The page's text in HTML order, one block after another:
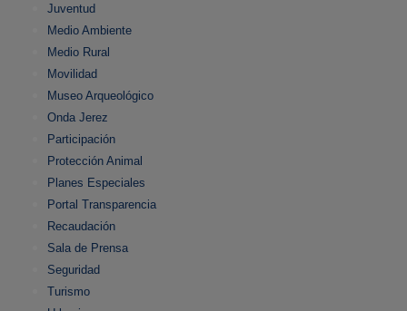
Juventud
Medio Ambiente
Medio Rural
Movilidad
Museo Arqueológico
Onda Jerez
Participación
Protección Animal
Planes Especiales
Portal Transparencia
Recaudación
Sala de Prensa
Seguridad
Turismo